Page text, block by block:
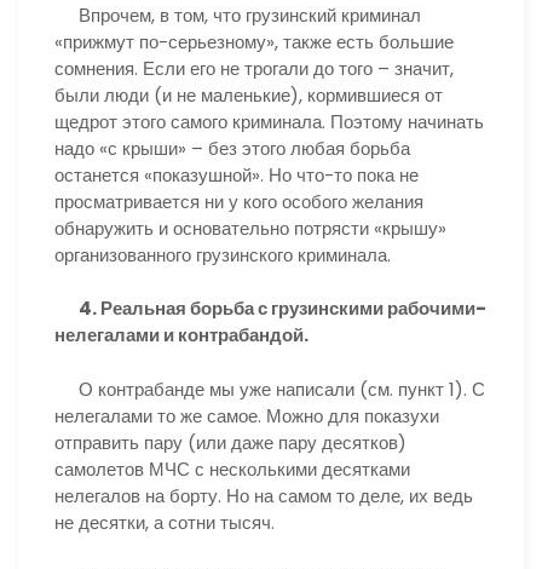
Впрочем, в том, что грузинский криминал
«прижмут по-серьезному», также есть большие
сомнения. Если его не трогали до того – значит,
были люди (и не маленькие), кормившиеся от
щедрот этого самого криминала. Поэтому начинать
надо «с крыши» – без этого любая борьба
останется «показушной». Но что-то пока не
просматривается ни у кого особого желания
обнаружить и основательно потрясти «крышу»
организованного грузинского криминала.
4. Реальная борьба с грузинскими рабочими-
нелегалами и контрабандой.
О контрабанде мы уже написали (см. пункт 1). С
нелегалами то же самое. Можно для показухи
отправить пару (или даже пару десятков)
самолетов МЧС с несколькими десятками
нелегалов на борту. Но на самом то деле, их ведь
не десятки, а сотни тысяч.